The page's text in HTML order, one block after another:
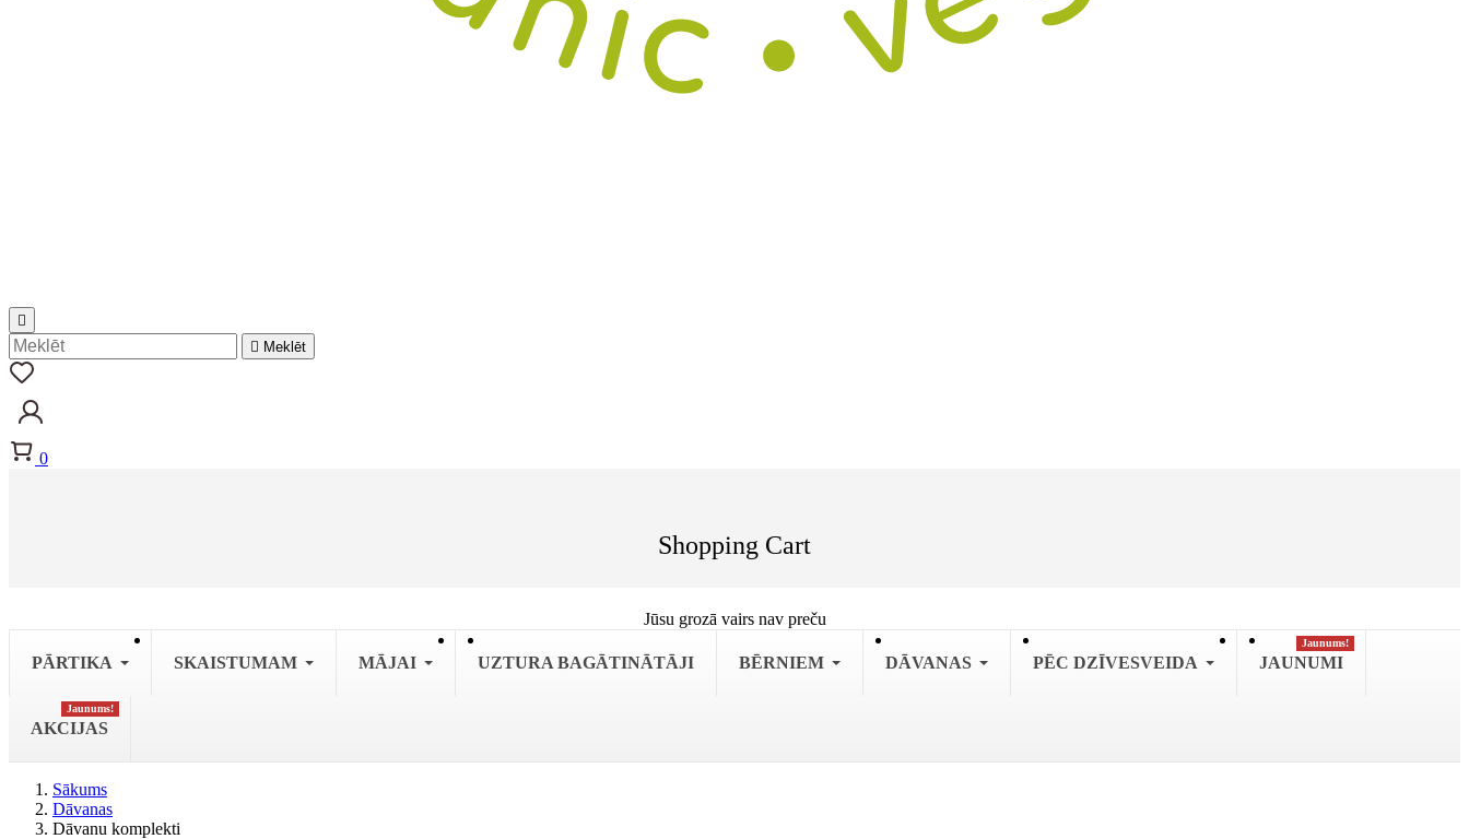

 Meklēt
0
Shopping Cart
Jūsu grozā vairs nav preču
PĀRTIKA SKAISTUMAM MĀJAI UZTURA BAGĀTINĀTĀJI BĒRNIEM DĀVANAS PĒC DZĪVESVEIDA JAUNUMI
Jaunums!
AKCIJAS
Jaunums!
Sākums
Dāvanas
Dāvanu komplekti